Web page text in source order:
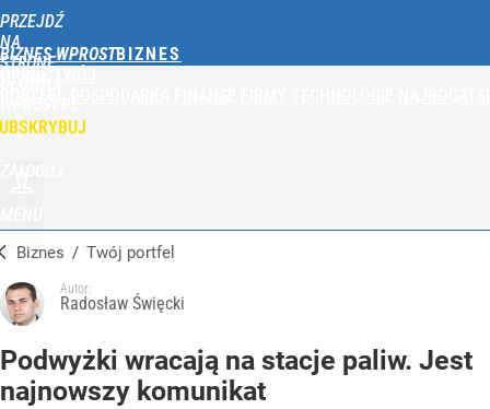
PRZEJDŹ
NA
STRONĘ
BIZNES WPROST
Biznes / Twój portfel
Autor:
Radosław Święcki
Podwyżki wracają na stacje paliw. Jest
najnowszy komunikat